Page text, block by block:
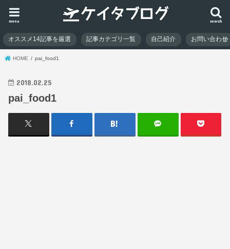
search
menu
オススメ14記事を厳選 記事カテゴリ一覧 自己紹介 お問い合わせ
HOME pai_food1
2018.02.25
pai_food1